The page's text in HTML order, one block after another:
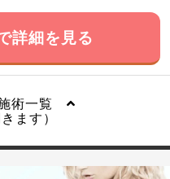
詳細を見る
術一覧
ます）